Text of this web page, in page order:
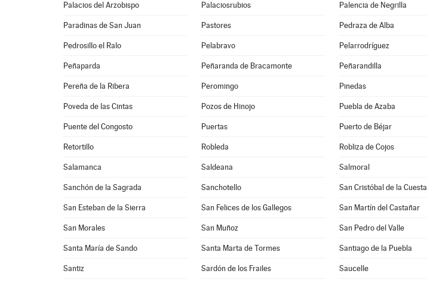
Palacios del Arzobispo Palaciosrubios Palencia de Negrilla
Paradinas de San Juan Pastores Pedraza de Alba
Pedrosillo el Ralo Pelabravo Pelarrodríguez
Peñaparda Peñaranda de Bracamonte Peñarandilla
Pereña de la Ribera Peromingo Pinedas
Poveda de las Cintas Pozos de Hinojo Puebla de Azaba
Puente del Congosto Puertas Puerto de Béjar
Retortillo Robleda Robliza de Cojos
Salamanca Saldeana Salmoral
Sanchón de la Sagrada Sanchotello San Cristóbal de la Cuesta
San Esteban de la Sierra San Felices de los Gallegos San Martín del Castañar
San Morales San Muñoz San Pedro del Valle
Santa María de Sando Santa Marta de Tormes Santiago de la Puebla
Santiz Sardón de los Frailes Saucelle